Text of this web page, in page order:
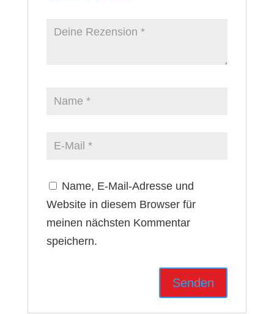
Name, E-Mail-Adresse und
Website in diesem Browser für
meinen nächsten Kommentar
speichern.